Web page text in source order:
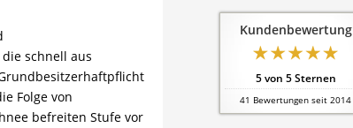
Kundenbewertung
5von 5Sternen
41 Bewertungen seit 2014
schnell aus
Folge von
befreiten Stufe vor